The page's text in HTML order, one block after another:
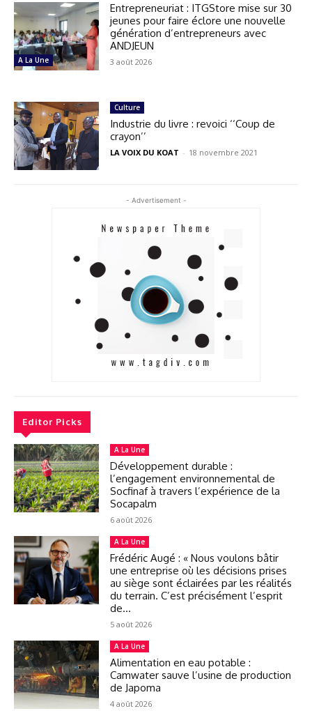
A La Une
Entrepreneuriat : ITGStore mise sur 30
jeunes pour faire éclore une nouvelle
génération d’entrepreneurs avec
ANDJEUN
3 août 2026
Culture
Industrie du livre : revoici ‘‘Coup de
crayon’’
LA VOIX DU KOAT - 18 novembre 2021
- Advertisement -
Editor Picks
A La Une
Développement durable :
l’engagement environnemental de
Socfinaf à travers l’expérience de la
Socapalm
6 août 2026
A La Une
Frédéric Augé : « Nous voulons bâtir
une entreprise où les décisions prises
au siège sont éclairées par les réalités
du terrain. C’est précisément l’esprit
de...
5 août 2026
A La Une
Alimentation en eau potable :
Camwater sauve l’usine de production
de Japoma
4 août 2026